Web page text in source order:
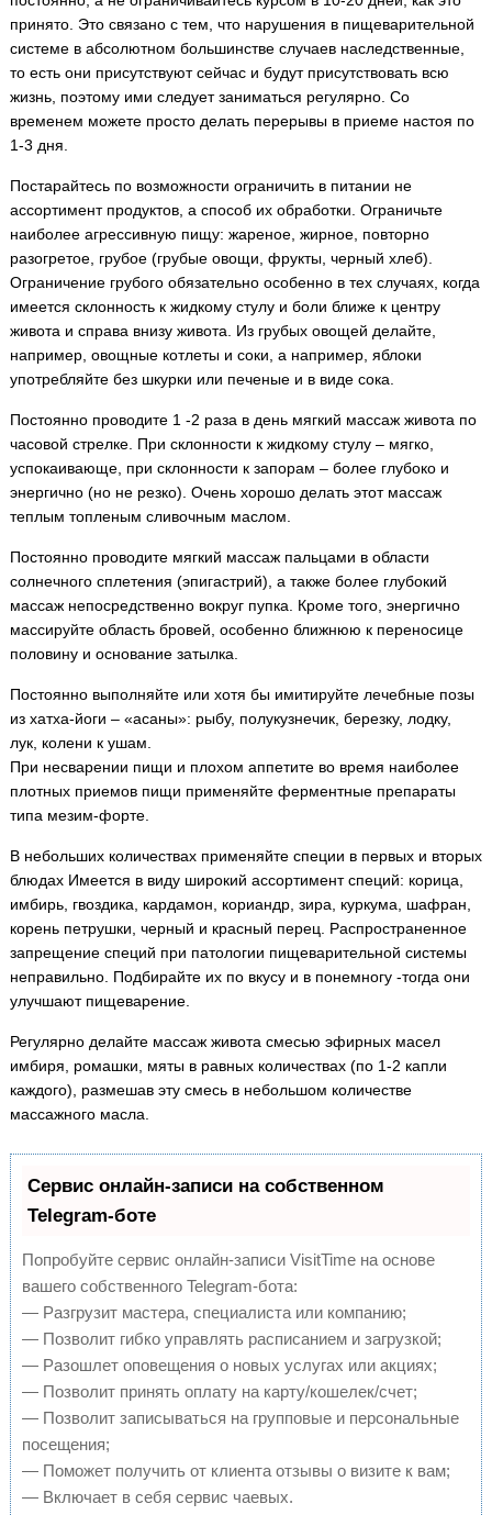
принято. Это связано с тем, что нарушения в пищеварительной
системе в абсолютном большинстве случаев наследственные,
то есть они присутствуют сейчас и будут присутствовать всю
жизнь, поэтому ими следует заниматься регулярно. Со
временем можете просто делать перерывы в приеме настоя по
1-3 дня.
Постарайтесь по возможности ограничить в питании не
ассортимент продуктов, а способ их обработки. Ограничьте
наиболее агрессивную пищу: жареное, жирное, повторно
разогретое, грубое (грубые овощи, фрукты, черный хлеб).
Ограничение грубого обязательно особенно в тех случаях, когда
имеется склонность к жидкому стулу и боли ближе к центру
живота и справа внизу живота. Из грубых овощей делайте,
например, овощные котлеты и соки, а например, яблоки
употребляйте без шкурки или печеные и в виде сока.
Постоянно проводите 1 -2 раза в день мягкий массаж живота по
часовой стрелке. При склонности к жидкому стулу – мягко,
успокаивающе, при склонности к запорам – более глубоко и
энергично (но не резко). Очень хорошо делать этот массаж
теплым топленым сливочным маслом.
Постоянно проводите мягкий массаж пальцами в области
солнечного сплетения (эпигастрий), а также более глубокий
массаж непосредственно вокруг пупка. Кроме того, энергично
массируйте область бровей, особенно ближнюю к переносице
половину и основание затылка.
Постоянно выполняйте или хотя бы имитируйте лечебные позы
из хатха-йоги – «асаны»: рыбу, полукузнечик, березку, лодку,
лук, колени к ушам.
При несварении пищи и плохом аппетите во время наиболее
плотных приемов пищи применяйте ферментные препараты
типа мезим-форте.
В небольших количествах применяйте специи в первых и вторых
блюдах Имеется в виду широкий ассортимент специй: корица,
имбирь, гвоздика, кардамон, кориандр, зира, куркума, шафран,
корень петрушки, черный и красный перец. Распространенное
запрещение специй при патологии пищеварительной системы
неправильно. Подбирайте их по вкусу и в понемногу -тогда они
улучшают пищеварение.
Регулярно делайте массаж живота смесью эфирных масел
имбиря, ромашки, мяты в равных количествах (по 1-2 капли
каждого), размешав эту смесь в небольшом количестве
массажного масла.
Сервис онлайн-записи на собственном
Telegram-боте
Попробуйте сервис онлайн-записи VisitTime на основе
вашего собственного Telegram-бота:
— Разгрузит мастера, специалиста или компанию;
— Позволит гибко управлять расписанием и загрузкой;
— Разошлет оповещения о новых услугах или акциях;
— Позволит принять оплату на карту/кошелек/счет;
— Позволит записываться на групповые и персональные
посещения;
— Поможет получить от клиента отзывы о визите к вам;
— Включает в себя сервис чаевых.